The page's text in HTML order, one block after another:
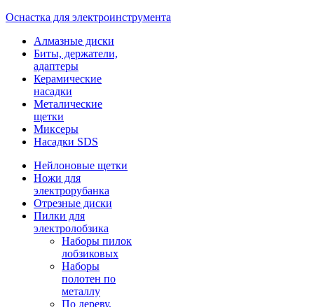
Оснастка для электроинструмента
Алмазные диски
Биты, держатели,
адаптеры
Керамические
насадки
Металические
щетки
Миксеры
Насадки SDS
Нейлоновые щетки
Ножи для
электрорубанка
Отрезные диски
Пилки для
электролобзика
Наборы пилок
лобзиковых
Наборы
полотен по
металлу
По дереву,